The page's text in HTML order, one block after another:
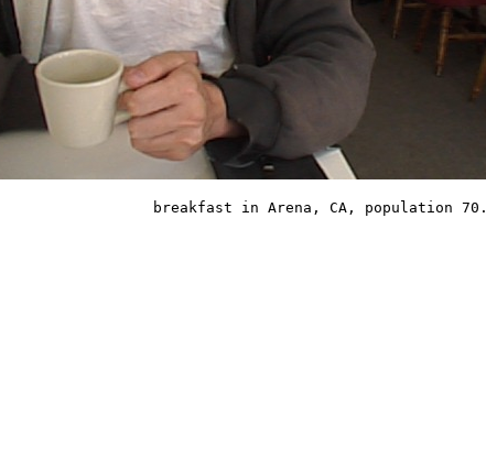
breakfast in Arena, CA, population 70.